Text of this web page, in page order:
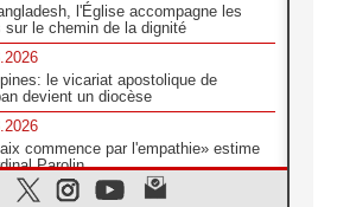
l'Église accompagne les
sur le chemin de la dignité
le vicariat apostolique de
devient un diocèse
commence par l'empathie» estime
Parolin